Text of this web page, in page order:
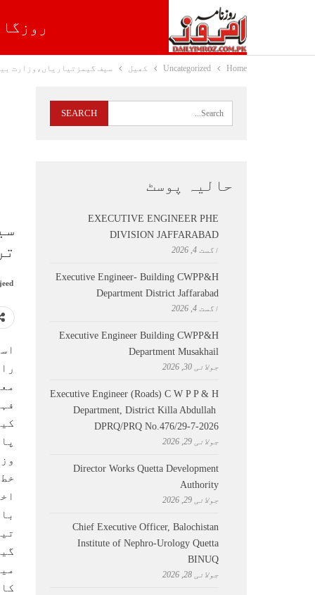
Home
Uncategorized کھیل سیف گیمزتیاریاں،وزارت
حالیہ پوسٹ
EXECUTIVE ENGINEER PHE
DIVISION JAFFARABAD
اگست 4, 2026
Executive Engineer- Building CWPP&H
Department District Jaffarabad
اگست 4, 2026
Executive Engineer Building CWPP&H
Department Musakhail
جولائی 30, 2026
Executive Engineer (Roads) C W P P & H
Department, District Killa Abdullah ​
DPRQ/PRQ No.476/29-7-2026
جولائی 29, 2026
Director Works Quetta Development
Authority
جولائی 29, 2026
Chief Executive Officer, Balochistan
Institute of Nephro-Urology Quetta
BINUQ
جولائی 28, 2026